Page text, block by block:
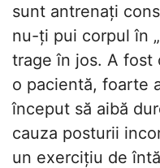
sunt antrenați
nu-ți pui corpul în
trage în jos. A fost
o pacientă, foarte
început să aibă
cauza posturii
un exercițiu de